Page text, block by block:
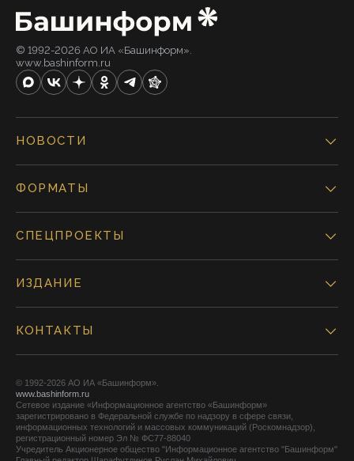
© 1992-2026 АО ИА «Башинформ».
www.bashinform.ru
НОВОСТИ
ФОРМАТЫ
СПЕЦПРОЕКТЫ
ИЗДАНИЕ
КОНТАКТЫ
© 1992-2026 АО ИА «Башинформ».
www.bashinform.ru
Сетевое издание «Информационное агентство «Башинформ»
зарегистрировано в Федеральной службе по надзору в сфере связи,
информационных технологий и массовых коммуникаций (Роскомнадзор),
регистрационный номер Эл № ФС77-88040
Учредитель Акционерное общество "Информационное агентство "Башинформ"